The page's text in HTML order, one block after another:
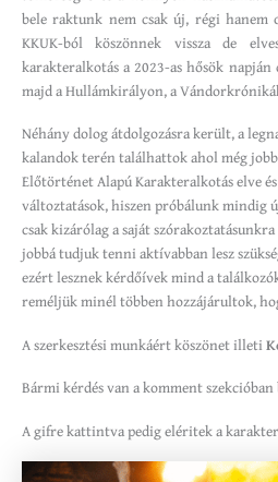
bele raktunk nem csak új, régi hanem
KKUK-ból köszönnek vissza de
karakteralkotás a 2023-as hősök
majd a Hullámkirályon, a
Néhány dolog átdolgozásra került, a
kalandok terén találhattok ahol még
Előtörténet Alapú Karakteralkotás elve
változtatások, hiszen próbálunk mindig
csak kizárólag a saját
jobbá tudjuk tenni aktívabban lesz
ezért lesznek kérdőívek mind a
reméljük minél többen hozzájárultok,
A szerkesztési munkáért köszönet illeti
Bármi kérdés van a komment
A gifre kattintva pedig eléritek a